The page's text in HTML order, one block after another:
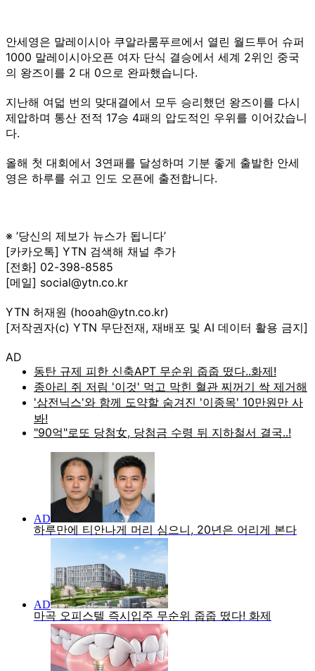
안세영은 말레이시아 쿠알라룸푸르에서 열린 월드투어 슈퍼
1000 말레이시아오픈 여자 단식 결승에서 세계 2위인 중국
의 왕즈이를 2 대 0으로 완파했습니다.
지난해 여덟 번의 맞대결에서 모두 승리했던 왕즈이를 다시
제압하며 통산 전적 17승 4패의 압도적인 우위를 이어갔습니
다.
올해 첫 대회에서 3연패를 달성하며 기분 좋게 출발한 안세
영은 하루를 쉬고 인도 오픈에 출전합니다.
※ ’당신의 제보가 뉴스가 됩니다’
[카카오톡] YTN 검색해 채널 추가
[전화] 02-398-8585
[메일] social@ytn.co.kr
YTN 허재원 (hooah@ytn.co.kr)
[저작권자(c) YTN 무단전재, 재배포 및 AI 데이터 활용 금지]
AD